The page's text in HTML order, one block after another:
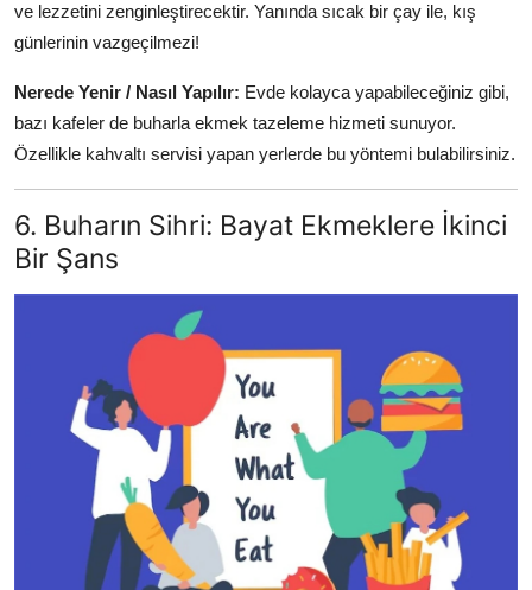
ve lezzetini zenginleştirecektir. Yanında sıcak bir çay ile, kış
günlerinin vazgeçilmezi!
Nerede Yenir / Nasıl Yapılır: Evde kolayca yapabileceğiniz gibi,
bazı kafeler de buharla ekmek tazeleme hizmeti sunuyor.
Özellikle kahvaltı servisi yapan yerlerde bu yöntemi bulabilirsiniz.
6. Buharın Sihri: Bayat Ekmeklere İkinci
Bir Şans